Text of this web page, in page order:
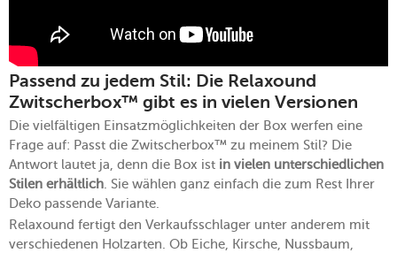
Passend zu jedem Stil: Die Relaxound
Zwitscherbox™ gibt es in vielen Versionen
Die vielfältigen Einsatzmöglichkeiten der Box werfen eine
Frage auf: Passt die Zwitscherbox™ zu meinem Stil? Die
Antwort lautet ja, denn die Box ist in vielen unterschiedlichen
Stilen erhältlich . Sie wählen ganz einfach die zum Rest Ihrer
Deko passende Variante.
Relaxound fertigt den Verkaufsschlager unter anderem mit
verschiedenen Holzarten. Ob Eiche, Kirsche, Nussbaum,